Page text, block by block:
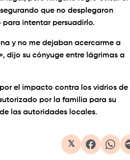
que no desplegaron
para intentar persuadirlo.
y no me dejaban acercarme a
dijo su cónyuge entre lágrimas a
el impacto contra los vidrios de
por la familia para su
las autoridades locales.
𝕏